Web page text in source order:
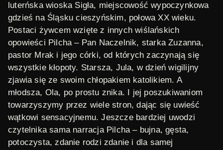
luterńska wioska Sigła, miejscowość wypoczynkowa
gdzieś na Śląsku cieszyńskim, połowa XX wieku.
Postaci żywcem wzięte z innych wiślańskich
opowieści Pilcha – Pan Naczelnik, starka Zuzanna,
pastor Mrak i jego córki, od których zaczynają się
wszystkie kłopoty. Starsza, Jula, w dzień wigilijny
zjawia się ze swoim chłopakiem katolikiem. A
młodsza, Ola, po prostu znika. I jej poszukiwaniom
towarzyszymy przez wiele stron, dając się uwieść
wątkowi sensacyjnemu. Jeszcze bardziej uwodzi
czytelnika sama narracja Pilcha – bujna, gęsta,
potoczysta, zdanie rodzi zdanie i dla samej